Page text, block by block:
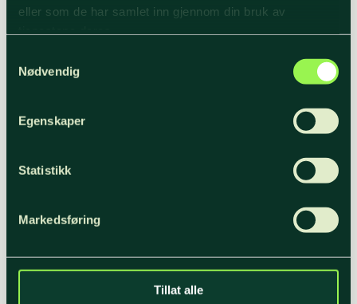
eller som de har samlet inn gjennom din bruk av
Nødvendig
Egenskaper
Statistikk
Markedsføring
Tillat alle